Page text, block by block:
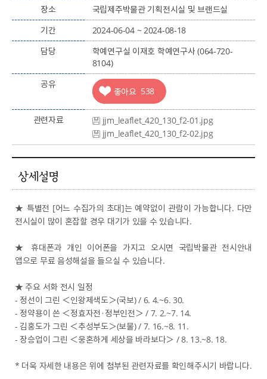
장소
국립제주박물관 기획전시실 및 브랜드실
기간
2024-06-04 ~ 2024-08-18
담당
학예연구실 이재호 학예연구사 (064-720-
8104)
공유
좋아요 538
관련자료
jjm_leaflet_420_130_f2-01.jpg
jjm_leaflet_420_130_f2-02.jpg
상세설명
★ 특별전 [어느 수집가의 초대]는 예약없이 관람이 가능합니다. 다만
전시실이 많이 혼잡할 경우 대기가 있을 수 있습니다.
★ 휴대폰과 개인 이어폰을 가지고 오시면 국립박물관 전시안내
앱으로 무료 음성해설을 들으실 수 있습니다.
★ 주요 서화 전시 일정
- 정선이 그린 ＜인왕제색도＞(국보) / 6. 4.~6. 30.
- 정약용이 쓴 ＜정효자전·정부인전＞ / 7. 2.~7. 14.
- 김홍도가 그린 ＜추성부도＞(보물) / 7. 16.~8. 11.
- 장승업이 그린 ＜웅혼하게 세상을 바라보다＞ / 8. 13.~8. 18.
* 더욱 자세한 내용은 위에 첨부된 관련자료를 확인해주시기 바랍니다.